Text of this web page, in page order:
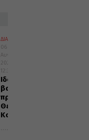
ΔΙΑΛΟΓΟΣ
06
Αυγούστου
2026
12:32
Ιδού
βαδίζω
προς
Θεία
Κοινωνία